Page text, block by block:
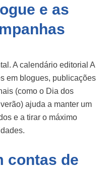
e as
A calendário editorial A
em blogues, publicações
(como o Dia dos
ajuda a manter um
e a tirar o máximo
contas de